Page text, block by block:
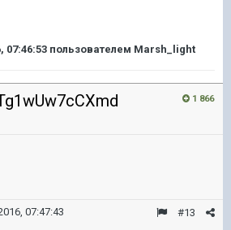
07:46:53 пользователем Marsh_light
1 866
#13
07:47:43